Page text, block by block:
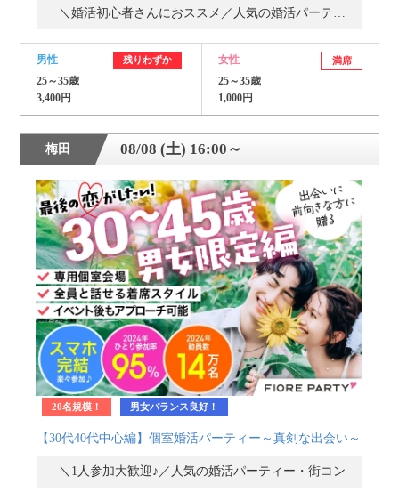
男性 残りわずか
25～35歳
3,400円
女性 満席
25～35歳
1,000円
梅田 08/08 (土) 16:00～
20名規模！ 男女バランス良好！
【30代40代中心編】個室婚活パーティー～真剣な出会い～
＼1人参加大歓迎♪／人気の婚活パーティー・街コン